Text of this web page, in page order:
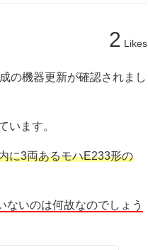
2 Likes
の機器更新が確認されまし
います。
に3両あるモハE233形の
いのは何故なのでしょう